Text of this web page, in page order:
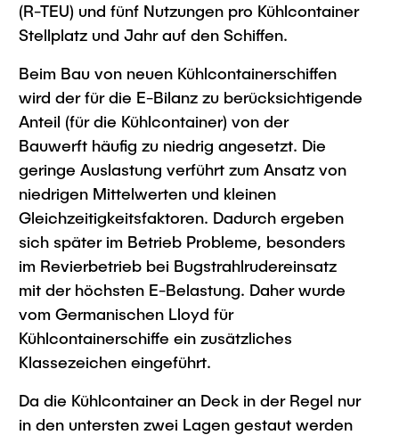
(R-TEU) und fünf Nutzungen pro Kühlcontainer
Stellplatz und Jahr auf den Schiffen.
Beim Bau von neuen Kühlcontainerschiffen
wird der für die E-Bilanz zu berücksichtigende
Anteil (für die Kühlcontainer) von der
Bauwerft häufig zu niedrig angesetzt. Die
geringe Auslastung verführt zum Ansatz von
niedrigen Mittelwerten und kleinen
Gleichzeitigkeitsfaktoren. Dadurch ergeben
sich später im Betrieb Probleme, besonders
im Revierbetrieb bei Bugstrahlrudereinsatz
mit der höchsten E-Belastung. Daher wurde
vom Germanischen Lloyd für
Kühlcontainerschiffe ein zusätzliches
Klassezeichen eingeführt.
Da die Kühlcontainer an Deck in der Regel nur
in den untersten zwei Lagen gestaut werden